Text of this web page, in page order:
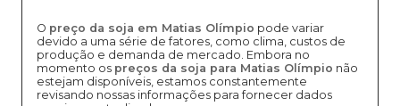
O preço da soja em Matias Olímpio pode variar
devido a uma série de fatores, como clima, custos de
produção e demanda de mercado. Embora no
momento os preços da soja para Matias Olímpio não
estejam disponíveis, estamos constantemente
revisando nossas informações para fornecer dados